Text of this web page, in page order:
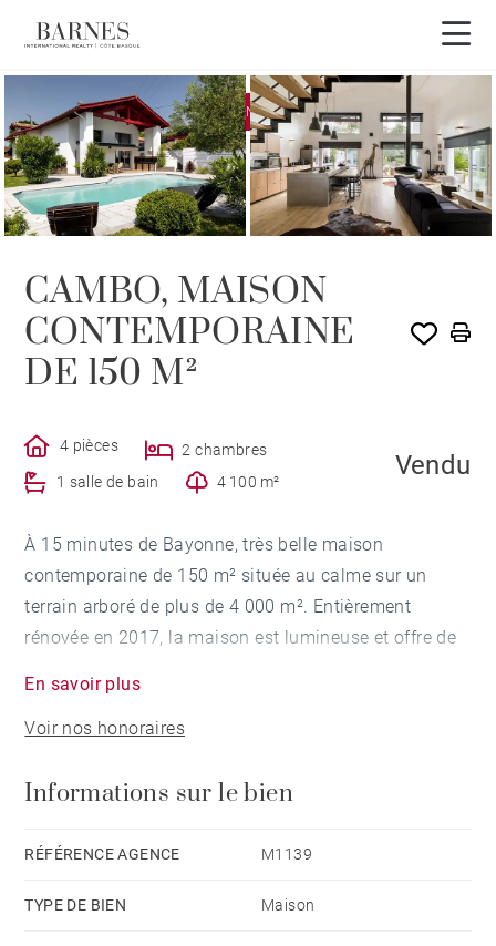
EXCLUSIVITÉ VENDU PAR BARNES
CAMBO, MAISON
CONTEMPORAINE
DE 150 M²
4 pièces
2 chambres
1 salle de bain
4 100 m²
Vendu
À 15 minutes de Bayonne, très belle maison
contemporaine de 150 m² située au calme sur un
terrain arboré de plus de 4 000 m². Entièrement
rénovée en 2017, la maison est lumineuse et offre de
ouvrant sur la terrasse et la piscine chauffée, 2 belles
chambres et une grande mezzanine de 40 m² pouvant
ce bien.
En savoir plus
Voir nos honoraires
Informations sur le bien
RÉFÉRENCE AGENCE M1139
TYPE DE BIEN Maison